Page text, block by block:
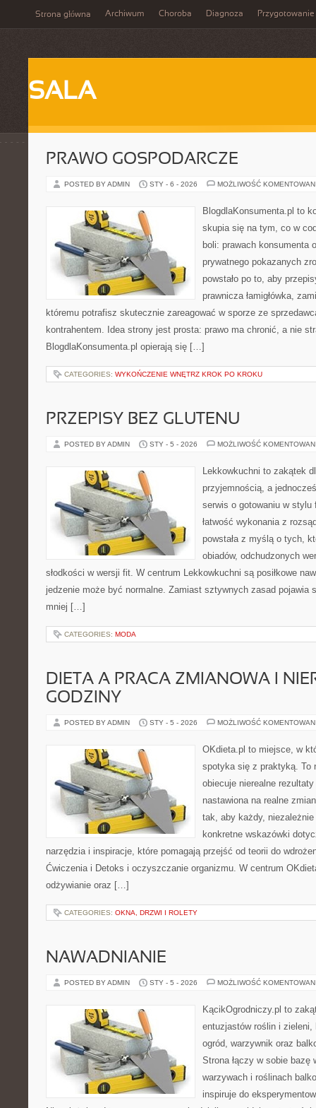
Strona główna Archiwum Choroba Diagnoza Przygotowanie
SALA
PRAWO GOSPODARCZE
POSTED BY ADMIN STY - 6 - 2026 MOŻLIWOŚĆ
BlogdlaKonsumenta.pl to
skupia się na tym, co w
boli: prawach konsumenta
prywatnego pokazanych
powstało po to, aby
prawnicza łamigłówka,
któremu potrafisz skutecznie zareagować w sporze ze
kontrahentem. Idea strony jest prosta: prawo ma chronić, a nie
BlogdlaKonsumenta.pl opierają się […]
CATEGORIES: WYKOŃCZENIE WNĘTRZ KROK PO KROKU
PRZEPISY BEZ GLUTENU
POSTED BY ADMIN STY - 5 - 2026 MOŻLIWOŚĆ
Lekkowkuchni to zakątek
przyjemnością, a
serwis o gotowaniu w stylu
łatwość wykonania z
powstała z myślą o tych,
obiadów, odchudzonych
słodkości w wersji fit. W centrum Lekkowkuchni są posiłkowe
jedzenie może być normalne. Zamiast sztywnych zasad pojawia
mniej […]
CATEGORIES: MODA
DIETA A PRACA ZMIANOWA I
GODZINY
POSTED BY ADMIN STY - 5 - 2026 MOŻLIWOŚĆ
OKdieta.pl to miejsce, w
spotyka się z praktyką. To
obiecuje nierealne
nastawiona na realne
tak, aby każdy,
konkretne wskazówki
narzędzia i inspiracje, które pomagają przejść od teorii do
Ćwiczenia i Detoks i oczyszczanie organizmu. W centrum
odżywianie oraz […]
CATEGORIES: OKNA, DRZWI I ROLETY
NAWADNIANIE
POSTED BY ADMIN STY - 5 - 2026 MOŻLIWOŚĆ
KącikOgrodniczy.pl to
entuzjastów roślin i
ogród, warzywnik oraz
Strona łączy w sobie bazę
warzywach i roślinach
inspiruje do